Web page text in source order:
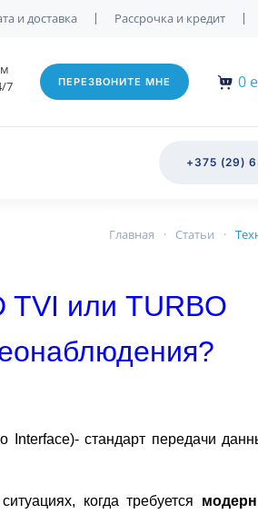
и доставка Рассрочка и кредит
7
ПЕРЕЗВОНИТЕ МНЕ 0
+375 (29)
Главная Статьи
TVI или TURBO
Interface)- стандарт передачи
когда требуется